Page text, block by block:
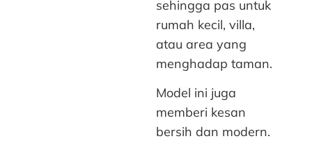
sehingga pas untuk
rumah kecil, villa,
atau area yang
menghadap taman.
Model ini juga
memberi kesan
bersih dan modern.